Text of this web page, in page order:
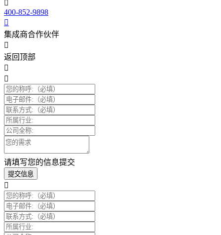
400-852-9898
集成商合作伙伴
返回顶部
请填写您的信息提交
提交信息